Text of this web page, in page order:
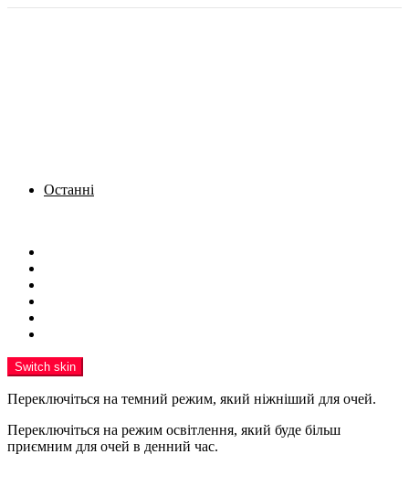
Останні
Switch skin
Переключіться на темний режим, який ніжніший для очей.
Переключіться на режим освітлення, який буде більш
приємним для очей в денний час.